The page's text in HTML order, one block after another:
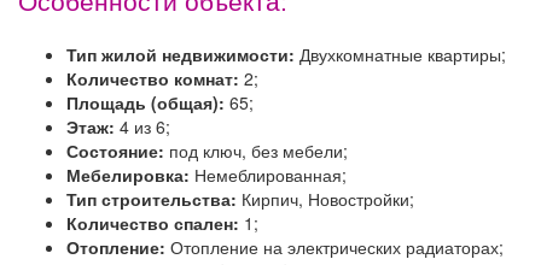
Тип жилой недвижимости: Двухкомнатные квартиры;
Количество комнат: 2;
Площадь (общая): 65;
Этаж: 4 из 6;
Состояние: под ключ, без мебели;
Мебелировка: Немеблированная;
Тип строительства: Кирпич, Новостройки;
Количество спален: 1;
Отопление: Отопление на электрических радиаторах;